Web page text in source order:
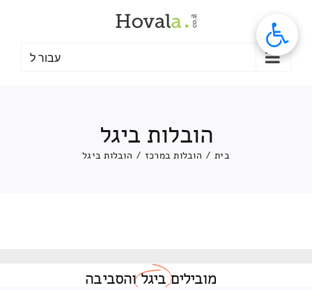
עבור ל
הובלות ביגל
בית / הובלות במרכז / הובלות ביגל
מוביליםביגלוהסביבה